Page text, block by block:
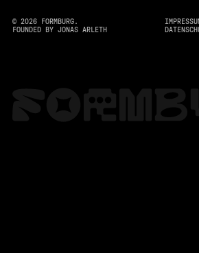
© 2026FORMBURG.
FOUNDED BY JONAS ARLETH